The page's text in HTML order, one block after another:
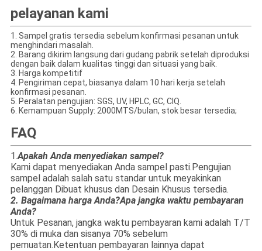
pelayanan kami
1. Sampel gratis tersedia sebelum konfirmasi pesanan untuk
menghindari masalah.
2. Barang dikirim langsung dari gudang pabrik setelah diproduksi
dengan baik dalam kualitas tinggi dan situasi yang baik.
3. Harga kompetitif
4. Pengiriman cepat, biasanya dalam 10 hari kerja setelah
konfirmasi pesanan.
5. Peralatan pengujian: SGS, UV, HPLC, GC, CIQ.
6. Kemampuan Supply: 2000MTS/bulan, stok besar tersedia;
FAQ
1.Apakah Anda menyediakan sampel?
Kami dapat menyediakan Anda sampel pasti.Pengujian
sampel adalah salah satu standar untuk meyakinkan
pelanggan Dibuat khusus dan Desain Khusus tersedia.
2. Bagaimana harga Anda?Apa jangka waktu pembayaran
Anda?
Untuk Pesanan, jangka waktu pembayaran kami adalah T/T
30% di muka dan sisanya 70% sebelum
pemuatan.Ketentuan pembayaran lainnya dapat